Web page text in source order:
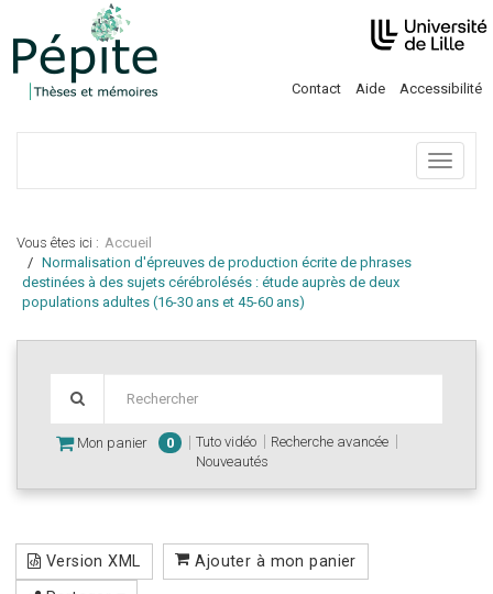
Contact Aide Accessibilité
Menu
Vous êtes ici : Accueil
Normalisation d'épreuves de production écrite de phrases
destinées à des sujets cérébrolésés : étude auprès de deux
populations adultes (16-30 ans et 45-60 ans)
Mon panier 0 Tuto vidéo
Recherche avancée
Nouveautés
Version XML Ajouter à mon panier